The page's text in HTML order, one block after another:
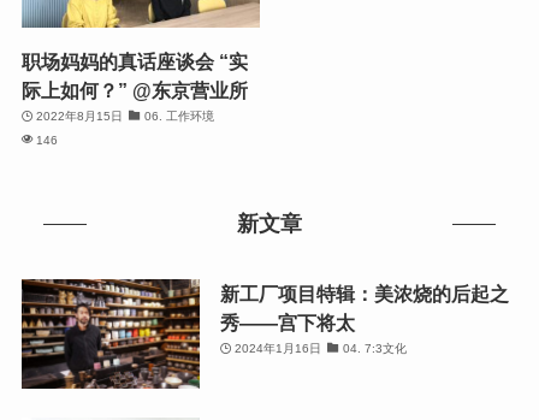
职场妈妈的真话座谈会 “实
际上如何？” @东京营业所
2022年8月15日
06. 工作环境
146
新文章
新工厂项目特辑：美浓烧的后起之
秀——宫下将太
2024年1月16日 04. 7:3文化